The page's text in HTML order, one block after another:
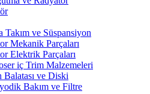
Takım ve Süspansiyon
Mekanik Parçaları
Elektrik Parçaları
iç Trim Malzemeleri
Balatası ve Diski
Bakım ve Filtre